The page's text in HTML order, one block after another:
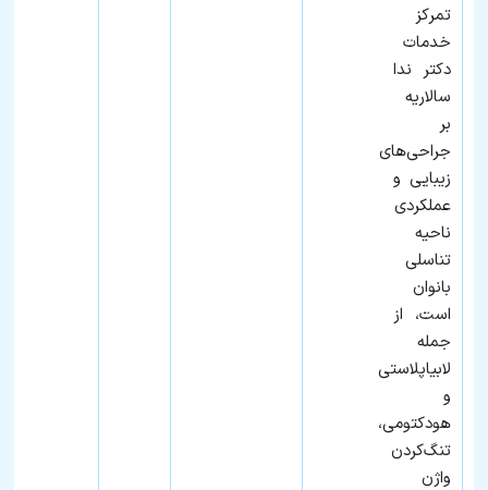
تمرکز
خدمات
دکتر ندا
سالاریه
بر
جراحی‌های
زیبایی و
عملکردی
ناحیه
تناسلی
بانوان
است، از
جمله
لابیاپلاستی
و
هودکتومی،
تنگ‌کردن
واژن